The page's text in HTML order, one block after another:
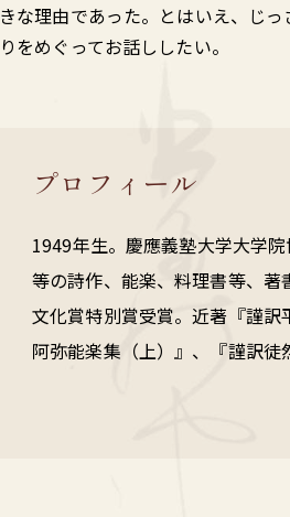
きな理由であった。とはいえ、じ
りをめぐってお話ししたい。
プロフィール
1949年生。慶應義塾大学大学
等の詩作、能楽、料理書等、
文化賞特別賞受賞。近著『謹
阿弥能楽集（上）』、『謹訳徒